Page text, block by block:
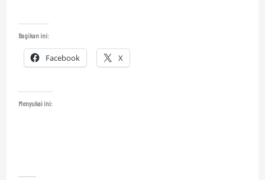
Bagikan ini:
Facebook X
Menyukai ini: